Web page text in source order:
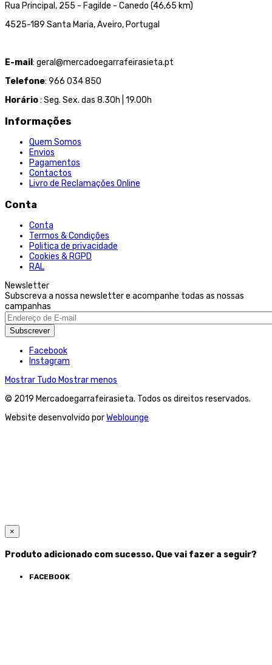
Rua Principal, 255 - Fagilde - Canedo (46,65 km)
4525-189 Santa Maria, Aveiro, Portugal
E-mail: geral@mercadoegarrafeirasieta.pt
Telefone: 966 034 850
Horário: Seg. Sex. das 8.30h | 19.00h
Informações
Quem Somos
Envios
Pagamentos
Contactos
Livro de Reclamações Online
Conta
Conta
Termos & Condições
Politica de privacidade
Cookies & RGPD
RAL
Newsletter
Subscreva a nossa newsletter e acompanhe todas as nossas
campanhas
Subscrever
Facebook
Instagram
Mostrar Tudo Mostrar menos
© 2019 Mercadoegarrafeirasieta. Todos os direitos reservados.
Website desenvolvido porWeblounge
×
Produto adicionado com sucesso. Que vai fazer a seguir?
FACEBOOK